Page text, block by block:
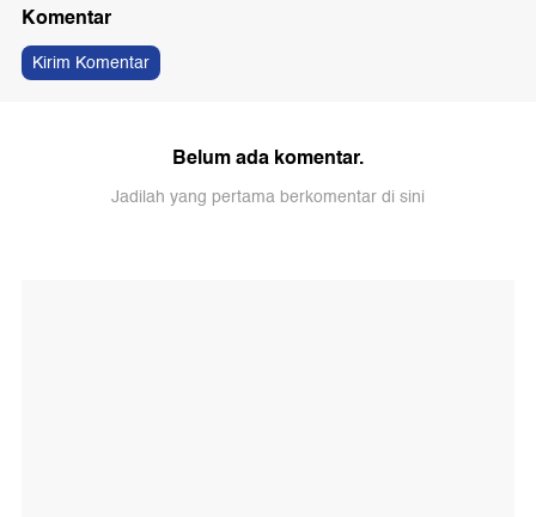
Komentar
Kirim Komentar
Belum ada komentar.
Jadilah yang pertama berkomentar di sini